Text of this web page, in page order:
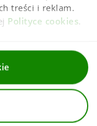
treści i reklam.
Polityce cookies.